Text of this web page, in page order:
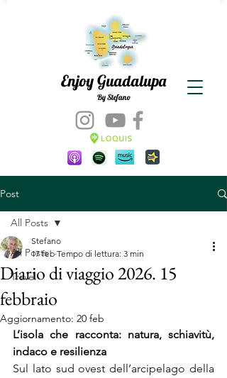
Enjoy Guadalupa
By Stefano
Post
All Posts
Travel
All Posts
Diario di viaggio 2026. 15
febbraio
Stefano
17 feb Tempo di lettura: 3 min
Aggiornamento: 20 feb
L’isola che racconta: natura, schiavitù,
indaco e resilienza
Sul lato sud ovest dell’arcipelago della